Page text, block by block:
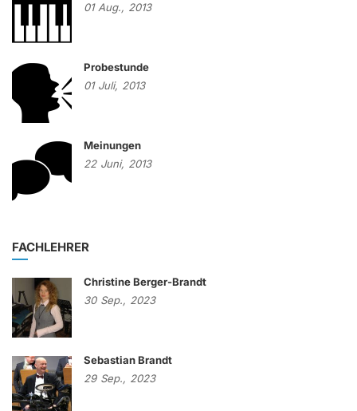
01 Aug., 2013
Probestunde
01 Juli, 2013
Meinungen
22 Juni, 2013
FACHLEHRER
Christine Berger-Brandt
30 Sep., 2023
Sebastian Brandt
29 Sep., 2023